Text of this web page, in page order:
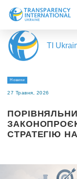
Про нас
Новини
Напрями
Долучитися
TI
Новини
27 Травня, 2026
СТРАТЕГІЮ